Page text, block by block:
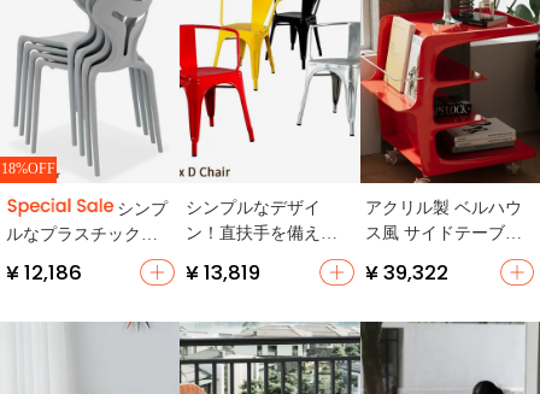
18%OFF
シンプ
ルなプラスチック製
スタッキングチェア
【アウトドア・ダイ
¥ 12,186
シンプルなデザイ
ン！直扶手を備えた
アイアン製ダイニン
グチェア【工業スタ
¥ 13,819
アクリル製 ベルハウ
ス風 サイドテーブル
【移動可能・リビン
グ用】
¥ 39,322